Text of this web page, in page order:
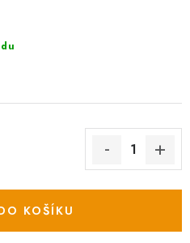
A OKOLÍ
KOŠÍKU